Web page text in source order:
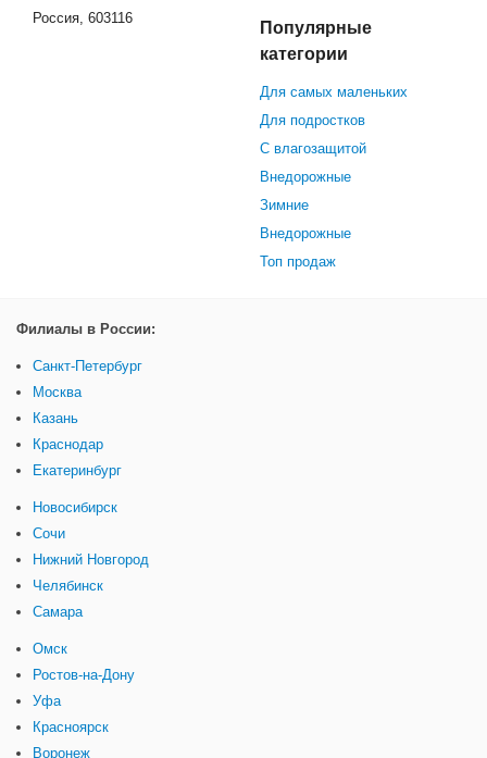
Россия, 603116
Популярные
категории
Для самых маленьких
Для подростков
С влагозащитой
Внедорожные
Зимние
Внедорожные
Топ продаж
Филиалы в России:
Санкт-Петербург
Москва
Казань
Краснодар
Екатеринбург
Новосибирск
Сочи
Нижний Новгород
Челябинск
Самара
Омск
Ростов-на-Дону
Уфа
Красноярск
Воронеж